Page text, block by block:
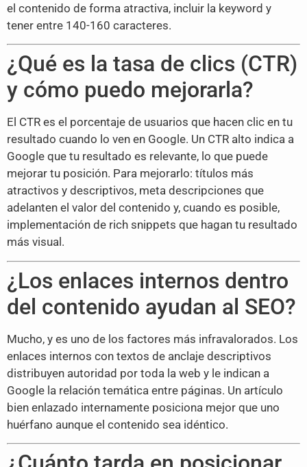
el contenido de forma atractiva, incluir la keyword y
tener entre 140-160 caracteres.
¿Qué es la tasa de clics (CTR)
y cómo puedo mejorarla?
El CTR es el porcentaje de usuarios que hacen clic en tu
resultado cuando lo ven en Google. Un CTR alto indica a
Google que tu resultado es relevante, lo que puede
mejorar tu posición. Para mejorarlo: títulos más
atractivos y descriptivos, meta descripciones que
adelanten el valor del contenido y, cuando es posible,
implementación de rich snippets que hagan tu resultado
más visual.
¿Los enlaces internos dentro
del contenido ayudan al SEO?
Mucho, y es uno de los factores más infravalorados. Los
enlaces internos con textos de anclaje descriptivos
distribuyen autoridad por toda la web y le indican a
Google la relación temática entre páginas. Un artículo
bien enlazado internamente posiciona mejor que uno
huérfano aunque el contenido sea idéntico.